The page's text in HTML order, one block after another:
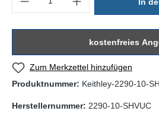
kostenfreies
Zum Merkzettel hinzufügen
Produktnummer: Keithley-2290-10-
Herstellernummer: 2290-10-SHVUC